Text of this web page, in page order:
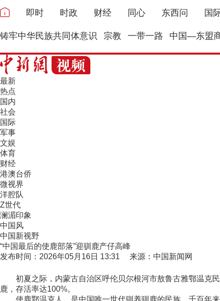
即时 时政 财经 同心 东西问 国
铸牢中华民族共同体意识 宗教 一带一路 中国—东盟
最新
热点
国内
社会
国际
军事
文娱
体育
财经
港澳台侨
微视界
洋腔队
Z世代
澜湄印象
中国风
中国新视野
“中国最后的使鹿部落”迎驯鹿产仔高峰
发布时间：2026年05月16日 13:31 来源：中国新闻网
初夏之际，内蒙古自治区呼伦贝尔根河市敖鲁古雅鄂温克民
鹿，存活率达100%。
使鹿鄂温克人，是中国唯一世代驯养驯鹿的民族。千百年